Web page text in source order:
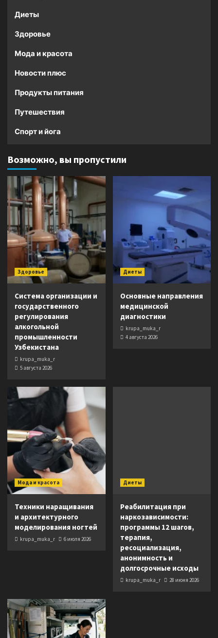
Диеты
Здоровье
Мода и красота
Новости плюс
Продукты питания
Путешествия
Спорт и йога
Возможно, вы пропустили
Здоровье
Система организации и
государственного
регулирования
алкогольной
промышленности
Узбекистана
krupa_muka_r
5 августа 2026
Диеты
Основные направления
медицинской
диагностики
krupa_muka_r
4 августа 2026
Мода и красота
Техники наращивания
и архитектурного
моделирования ногтей
krupa_muka_r 6 июля 2026
Диеты
Реабилитация при
наркозависимости:
программы 12 шагов,
терапия,
ресоциализация,
анонимность и
долгосрочные исходы
krupa_muka_r 28 июня 2026